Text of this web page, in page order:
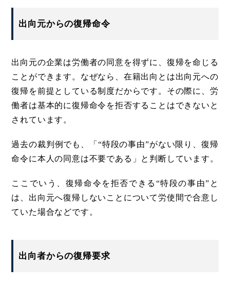
出向元からの復帰命令
出向元の企業は労働者の同意を得ずに、復帰を命じる
ことができます。なぜなら、在籍出向とは出向元への
復帰を前提としている制度だからです。その際に、労
働者は基本的に復帰命令を拒否することはできないと
されています。
過去の裁判例でも、「“特段の事由”がない限り、復帰
命令に本人の同意は不要である」と判断しています。
ここでいう、復帰命令を拒否できる“特段の事由”と
は、出向元へ復帰しないことについて労使間で合意し
ていた場合などです。
出向者からの復帰要求